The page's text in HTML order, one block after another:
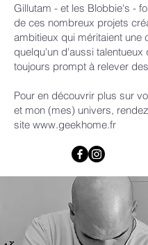
Gillutam - et les Blobbie's -
de ces nombreux projets
ambitieux qui méritaient une
quelqu'un d'aussi talentueux
toujours prompt à relever
Pour en découvrir plus sur
et mon (mes) univers,
site www.geekhome.fr